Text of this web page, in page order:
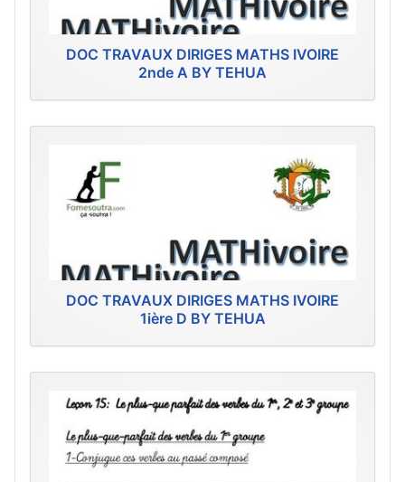
DOC TRAVAUX DIRIGES MATHS IVOIRE
2nde A BY TEHUA
DOC TRAVAUX DIRIGES MATHS IVOIRE
1ière D BY TEHUA